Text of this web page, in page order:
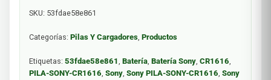
SKU: 53fdae58e861
Categorías: Pilas Y Cargadores, Productos
Etiquetas: 53fdae58e861, Batería, Batería Sony, CR1616,
PILA-SONY-CR1616, Sony, Sony PILA-SONY-CR1616, Sony